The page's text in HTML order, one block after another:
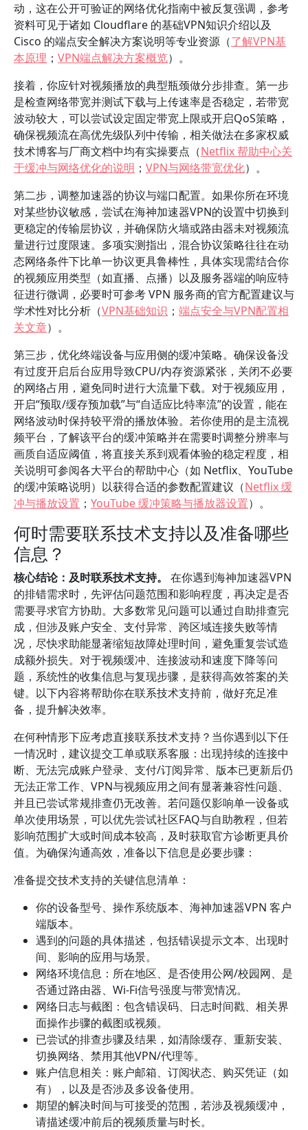
动，这在公开可验证的网络优化指南中被反复强调，参考
资料可见于诸如 Cloudflare 的基础VPN知识介绍以及
Cisco 的端点安全解决方案说明等专业资源（了解VPN基
本原理 ； VPN端点解决方案概览）。
接着，你应针对视频播放的典型瓶颈做分步排查。第一步
是检查网络带宽并测试下载与上传速率是否稳定，若带宽
波动较大，可以尝试设定固定带宽上限或开启QoS策略，
确保视频流在高优先级队列中传输，相关做法在多家权威
技术博客与厂商文档中均有实操要点（Netflix 帮助中心关
于缓冲与网络优化的说明 ； VPN与网络带宽优化）。
第二步，调整加速器的协议与端口配置。如果你所在环境
对某些协议敏感，尝试在海神加速器VPN的设置中切换到
更稳定的传输层协议，并确保防火墙或路由器未对视频流
量进行过度限速。多项实测指出，混合协议策略往往在动
态网络条件下比单一协议更具鲁棒性，具体实现需结合你
的视频应用类型（如直播、点播）以及服务器端的响应特
征进行微调，必要时可参考 VPN 服务商的官方配置建议与
学术性对比分析（VPN基础知识 ； 端点安全与VPN配置相
关文章）。
第三步，优化终端设备与应用侧的缓冲策略。确保设备没
有过度开启后台应用导致CPU/内存资源紧张，关闭不必要
的网络占用，避免同时进行大流量下载。对于视频应用，
开启“预取/缓存预加载”与“自适应比特率流”的设置，能在
网络波动时保持较平滑的播放体验。若你使用的是主流视
频平台，了解该平台的缓冲策略并在需要时调整分辨率与
画质自适应阈值，将直接关系到观看体验的稳定程度，相
关说明可参阅各大平台的帮助中心（如 Netflix、YouTube
的缓冲策略说明）以获得合适的参数配置建议（Netflix 缓
冲与播放设置 ； YouTube 缓冲策略与播放器设置）。
何时需要联系技术支持以及准备哪些
信息？
核心结论：及时联系技术支持。
在你遇到海神加速器VPN
的排错需求时，先评估问题范围和影响程度，再决定是否
需要寻求官方协助。大多数常见问题可以通过自助排查完
成，但涉及账户安全、支付异常、跨区域连接失败等情
况，尽快求助能显著缩短故障处理时间，避免重复尝试造
成额外损失。对于视频缓冲、连接波动和速度下降等问
题，系统性的收集信息与复现步骤，是获得高效答案的关
键。以下内容将帮助你在联系技术支持前，做好充足准
备，提升解决效率。
在何种情形下应考虑直接联系技术支持？当你遇到以下任
一情况时，建议提交工单或联系客服：出现持续的连接中
断、无法完成账户登录、支付/订阅异常、版本已更新后仍
无法正常工作、VPN与视频应用之间有显著兼容性问题、
并且已尝试常规排查仍无改善。若问题仅影响单一设备或
单次使用场景，可以优先尝试社区FAQ与自助教程，但若
影响范围扩大或时间成本较高，及时获取官方诊断更具价
值。为确保沟通高效，准备以下信息是必要步骤：
准备提交技术支持的关键信息清单：
你的设备型号、操作系统版本、海神加速器VPN 客户
端版本。
遇到的问题的具体描述，包括错误提示文本、出现时
间、影响的应用与场景。
网络环境信息：所在地区、是否使用公网/校园网、是
否通过路由器、Wi‑Fi信号强度与带宽情况。
网络日志与截图：包含错误码、日志时间戳、相关界
面操作步骤的截图或视频。
已尝试的排查步骤及结果，如清除缓存、重新安装、
切换网络、禁用其他VPN/代理等。
账户信息相关：账户邮箱、订阅状态、购买凭证（如
有），以及是否涉及多设备使用。
期望的解决时间与可接受的范围，若涉及视频缓冲，
请描述缓冲前后的视频质量与时长。